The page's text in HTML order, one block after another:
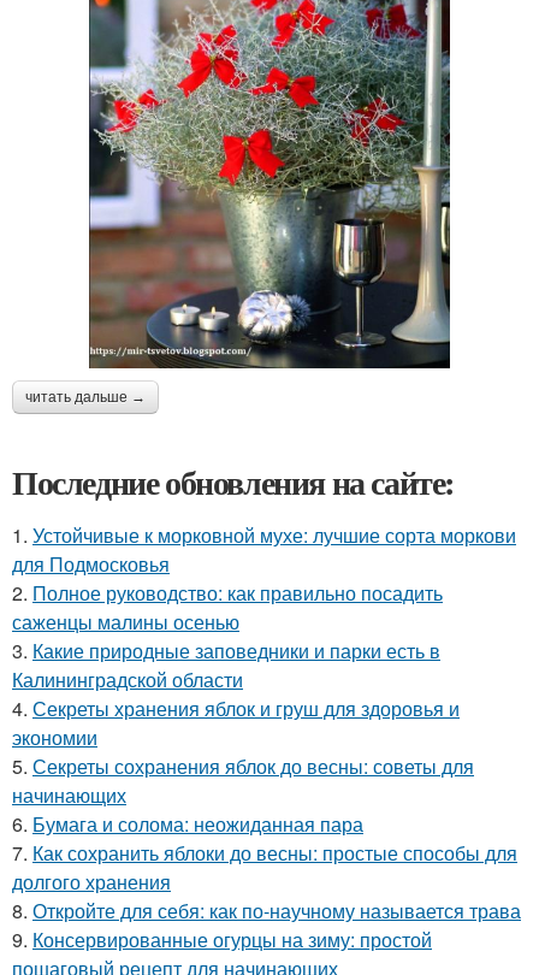
читать дальше →
Последние обновления на сайте:
1. Устойчивые к морковной мухе: лучшие сорта моркови
для Подмосковья
2. Полное руководство: как правильно посадить
саженцы малины осенью
3. Какие природные заповедники и парки есть в
Калининградской области
4. Секреты хранения яблок и груш для здоровья и
экономии
5. Секреты сохранения яблок до весны: советы для
начинающих
6. Бумага и солома: неожиданная пара
7. Как сохранить яблоки до весны: простые способы для
долгого хранения
8. Откройте для себя: как по-научному называется трава
9. Консервированные огурцы на зиму: простой
пошаговый рецепт для начинающих